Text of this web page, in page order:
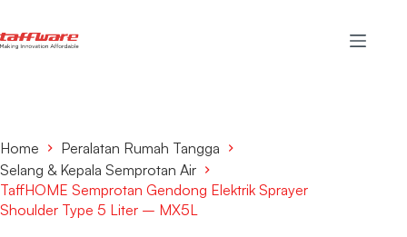
Home
Peralatan Rumah Tangga
Selang & Kepala Semprotan Air
TaffHOME Semprotan Gendong Elektrik Sprayer
Shoulder Type 5 Liter – MX5L